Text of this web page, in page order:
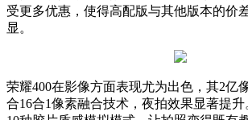
受更多优惠，使得高配版与其他版本的价
显。
荣耀400在影像方面表现尤为出色，其2亿
合16合1像素融合技术，夜拍效果显著提